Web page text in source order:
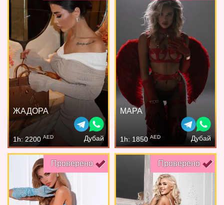
ЖАДОРА
1h: 2200AED Дубай
МАРА
1h: 1850 AED Дубай
Проверено Проверено